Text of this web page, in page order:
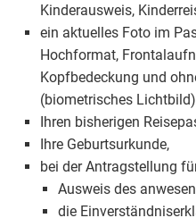
Kinderausweis,
ein aktuelles Foto im
Hochformat,
Kopfbedeckung und
(biometrisches
Ihren bisherigen
Ihre Geburtsurkunde,
bei der Antragstellung
Ausweis des
die